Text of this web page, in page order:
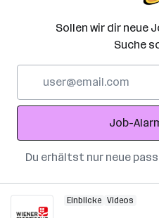
Sollen wir dir neue
Suche
Adresse
Job-
Du erhältst nur neue
Einblicke Videos